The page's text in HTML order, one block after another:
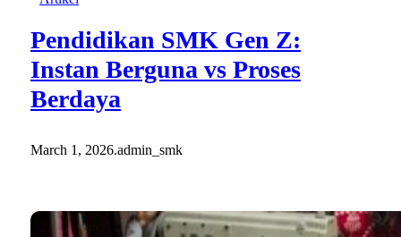
Pendidikan SMK Gen Z:
Instan Berguna vs Proses
Berdaya
March 1, 2026.admin_smk